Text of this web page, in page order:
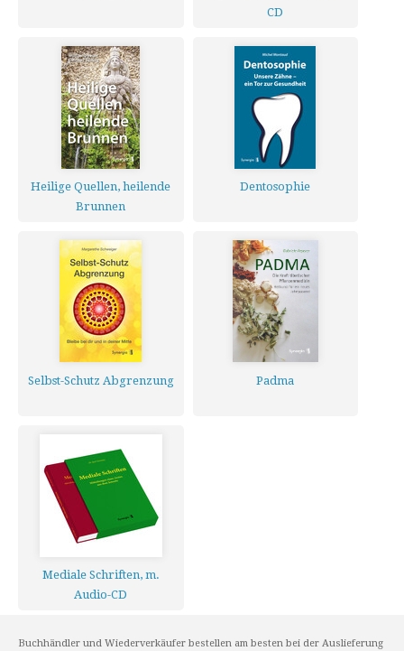
CD
Heilige Quellen, heilende
Brunnen
Dentosophie
Selbst-Schutz Abgrenzung Padma
Mediale Schriften, m.
Audio-CD
Buchhändler und Wiederverkäufer bestellen am besten bei der Auslieferung